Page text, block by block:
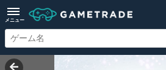
メニュー